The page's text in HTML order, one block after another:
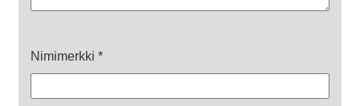
Nimimerkki *